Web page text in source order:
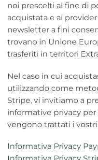
noi prescelti al fine di
acquistata e ai
newsletter a fini
trovano in Unione
trasferiti in territori
Nel caso in cui
utilizzando come
Stripe, vi invitiamo a
informative privacy
vengono trattati i
Informativa Privacy